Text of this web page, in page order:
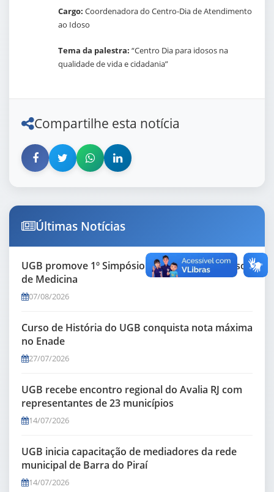
Cargo: Coordenadora do Centro-Dia de Atendimento
ao Idoso
Tema da palestra: “Centro Dia para idosos na
qualidade de vida e cidadania”
Compartilhe esta notícia
Últimas Notícias
UGB promove 1º Simpósio de Pesquisa do curso
de Medicina
07/08/2026
Curso de História do UGB conquista nota máxima
no Enade
27/07/2026
UGB recebe encontro regional do Avalia RJ com
representantes de 23 municípios
14/07/2026
UGB inicia capacitação de mediadores da rede
municipal de Barra do Piraí
14/07/2026